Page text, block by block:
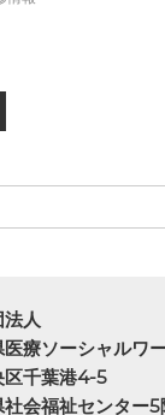
人
療ソーシャルワ
区千葉港4-5
会福祉センター5